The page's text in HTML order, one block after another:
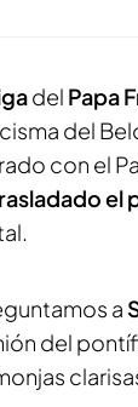
del Papa
del
con el
el
a
del